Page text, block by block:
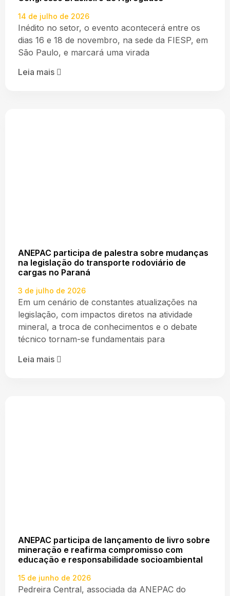
14 de julho de 2026
Inédito no setor, o evento acontecerá entre os
dias 16 e 18 de novembro, na sede da FIESP, em
São Paulo, e marcará uma virada
Leia mais
ANEPAC participa de palestra sobre mudanças
na legislação do transporte rodoviário de
cargas no Paraná
3 de julho de 2026
Em um cenário de constantes atualizações na
legislação, com impactos diretos na atividade
mineral, a troca de conhecimentos e o debate
técnico tornam-se fundamentais para
Leia mais
ANEPAC participa de lançamento de livro sobre
mineração e reafirma compromisso com
educação e responsabilidade socioambiental
15 de junho de 2026
Pedreira Central, associada da ANEPAC do